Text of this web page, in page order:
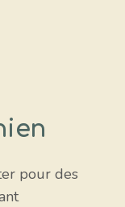
pour des